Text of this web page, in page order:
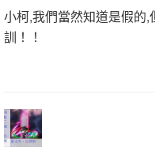
小柯,我們當然知道是假的
訓！！